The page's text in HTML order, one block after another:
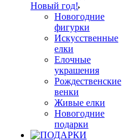
Новый год!
Новогодние
фигурки
Искусственные
елки
Елочные
украшения
Рождественские
венки
Живые елки
Новогодние
подарки